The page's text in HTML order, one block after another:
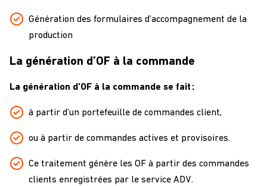
Génération des formulaires d’accompagnement de la
production
La génération d’OF à la commande
La génération d’OF à la commande se fait :
à partir d’un portefeuille de commandes client,
ou à partir de commandes actives et provisoires.
Ce traitement génère les OF à partir des commandes
clients enregistrées par le service ADV.